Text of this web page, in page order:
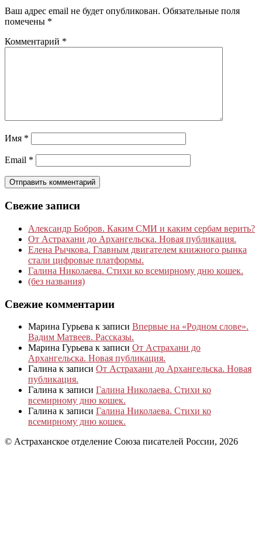
Ваш адрес email не будет опубликован. Обязательные поля
помечены *
Комментарий *
Имя *
Email *
Свежие записи
Александр Бобров. Каким СМИ и каким сербам верить?
От Астрахани до Архангельска. Новая публикация.
Елена Рычкова. Главным двигателем книжного рынка
стали цифровые платформы.
Галина Николаева. Стихи ко всемирному дню кошек.
(без названия)
Свежие комментарии
Марина Гурьева к записи Впервые на «Родном слове».
Вадим Матвеев. Рассказы.
Марина Гурьева к записи От Астрахани до
Архангельска. Новая публикация.
Галина к записи От Астрахани до Архангельска. Новая
публикация.
Галина к записи Галина Николаева. Стихи ко
всемирному дню кошек.
Галина к записи Галина Николаева. Стихи ко
всемирному дню кошек.
© Астраханское отделение Союза писателей России, 2026